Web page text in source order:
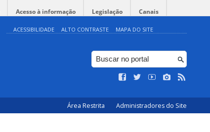
Acesso à informação Legislação Canais
ACESSIBILIDADE ALTO CONTRASTE MAPA DO SITE
Área Restrita Administradores do Site